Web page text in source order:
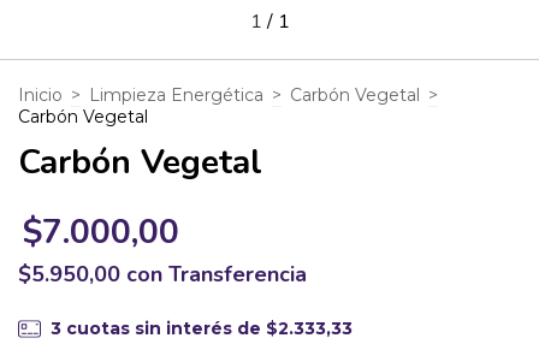
1/ 1
Inicio > Limpieza Energética > Carbón Vegetal
>
Carbón Vegetal
Carbón Vegetal
$7.000,00
$5.950,00 con Transferencia
3 cuotas sin interés de $2.333,33